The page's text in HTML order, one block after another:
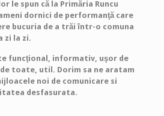
le spun că la Primăria Runcu
dornici de performanţă care
bucuria de a trăi într-o comuna
zi la zi.
funcţional, informativ, uşor de
toate, util. Dorim sa ne aratam
noi de comunicare si
desfasurata.